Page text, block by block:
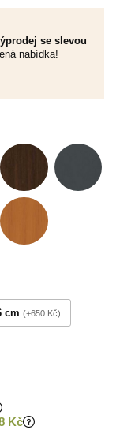
se slevou
nabídka!
cm +650 Kč
Kč